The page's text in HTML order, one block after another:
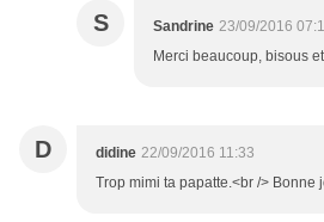
S Sandrine 23/09/2016
Merci beaucoup, bisous
D didine 22/09/2016 11:33
Trop mimi ta papatte.<br /> Bonne